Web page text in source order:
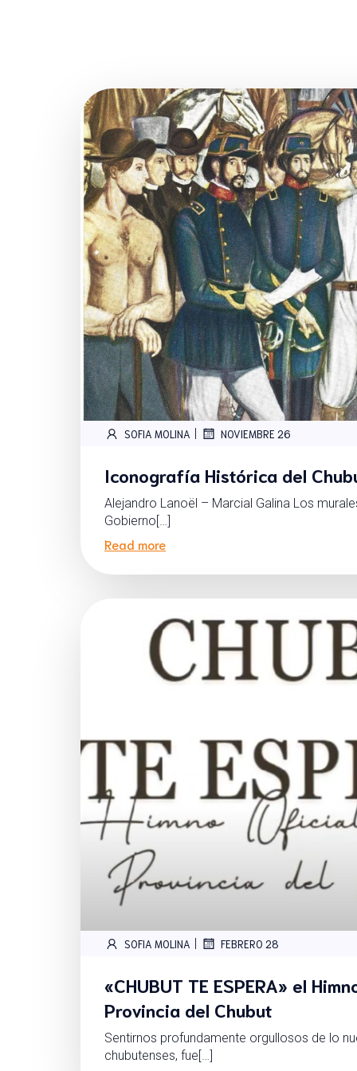
SOFIA MOLINA | NOVIEMBRE 26
Iconografía Histórica del
Alejandro Lanoël – Marcial Galina Los
Gobierno[…]
Read more
SOFIA MOLINA | FEBRERO 28
«CHUBUT TE ESPERA» el
Provincia del Chubut
Sentirnos profundamente orgullosos de lo
chubutenses, fue[…]